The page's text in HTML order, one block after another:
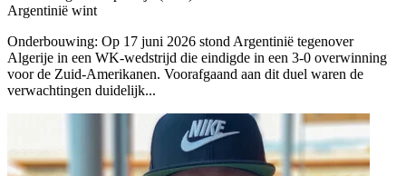
Argentinië wint
Onderbouwing: Op 17 juni 2026 stond Argentinië tegenover
Algerije in een WK-wedstrijd die eindigde in een 3-0 overwinning
voor de Zuid-Amerikanen. Voorafgaand aan dit duel waren de
verwachtingen duidelijk...